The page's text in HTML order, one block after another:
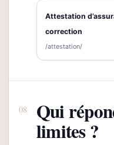
Attestation
correction
/attestation/
Qui
limites ?